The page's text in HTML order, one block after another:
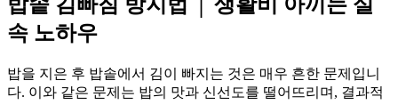
속 노하우
밥을 지은 후 밥솥에서 김이 빠지는 것은 매우 흔한 문제입니
다. 이와 같은 문제는 밥의 맛과 신선도를 떨어뜨리며, 결과적